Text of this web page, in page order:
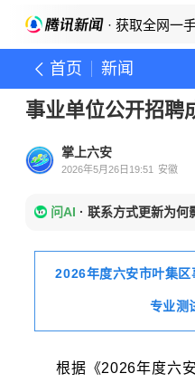
· 获取全网一
首页 新闻
事业单位公开招聘
掌上六安
2026年5月26日19:51 安徽
问AI · 联系方式更新为何
2026年度六安市叶集
专业测
根据《2026年度六